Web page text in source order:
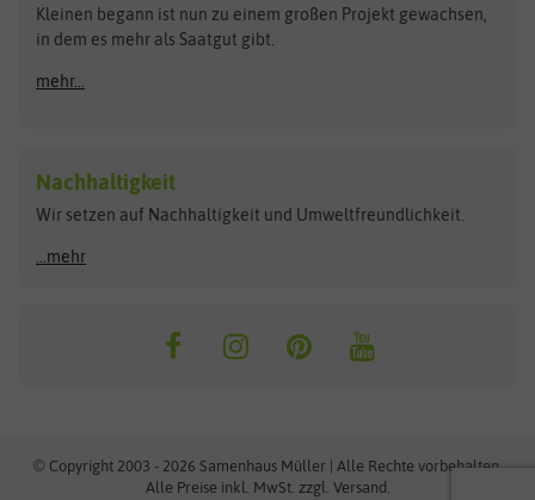
Anzucht & Gartenzubehör
Anzuchtschalen
Heizmatte & Heizkabel
Kokos-Quelltabletten
Zimmergewächshaus
Maissamen
Bûten Birds
Carl Pabst
Flora Elite
Florissa
Flortis
Franchi Sementi
Hortitops
JUB Holland
Küpper
Kleinen begann ist nun zu einem großen Projekt gewachsen,
in dem es mehr als Saatgut gibt.
mehr...
Nachhaltigkeit
Wir setzen auf Nachhaltigkeit und Umweltfreundlichkeit.
...mehr
© Copyright 2003 - 2026 Samenhaus Müller | Alle Rechte vorbehalten.
Alle Preise inkl. MwSt. zzgl. Versand.